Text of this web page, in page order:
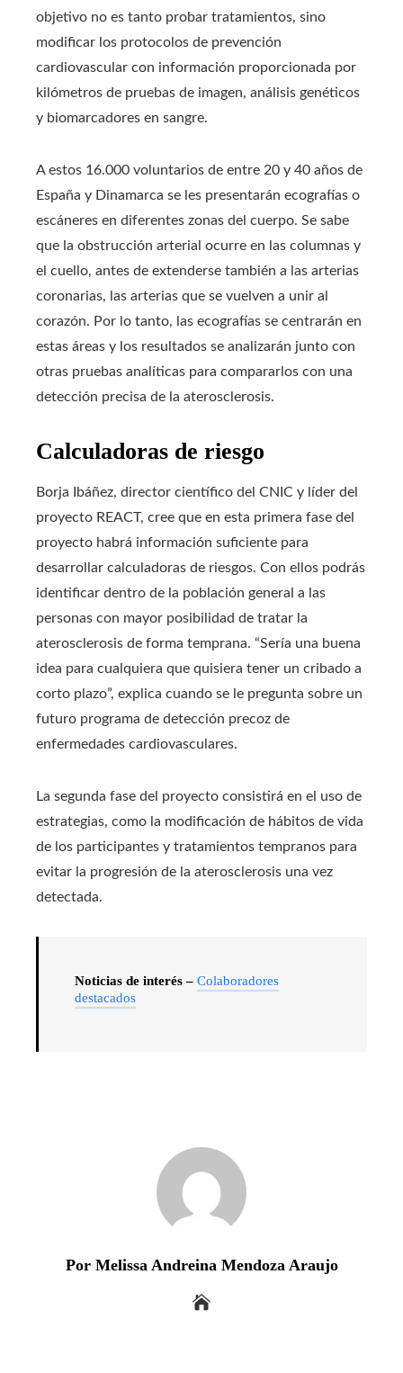
objetivo no es tanto probar tratamientos, sino
modificar los protocolos de prevención
cardiovascular con información proporcionada por
kilómetros de pruebas de imagen, análisis genéticos
y biomarcadores en sangre.
A estos 16.000 voluntarios de entre 20 y 40 años de
España y Dinamarca se les presentarán ecografías o
escáneres en diferentes zonas del cuerpo. Se sabe
que la obstrucción arterial ocurre en las columnas y
el cuello, antes de extenderse también a las arterias
coronarias, las arterias que se vuelven a unir al
corazón. Por lo tanto, las ecografías se centrarán en
estas áreas y los resultados se analizarán junto con
otras pruebas analíticas para compararlos con una
detección precisa de la aterosclerosis.
Calculadoras de riesgo
Borja Ibáñez, director científico del CNIC y líder del
proyecto REACT, cree que en esta primera fase del
proyecto habrá información suficiente para
desarrollar calculadoras de riesgos. Con ellos podrás
identificar dentro de la población general a las
personas con mayor posibilidad de tratar la
aterosclerosis de forma temprana. “Sería una buena
idea para cualquiera que quisiera tener un cribado a
corto plazo”, explica cuando se le pregunta sobre un
futuro programa de detección precoz de
enfermedades cardiovasculares.
La segunda fase del proyecto consistirá en el uso de
estrategias, como la modificación de hábitos de vida
de los participantes y tratamientos tempranos para
evitar la progresión de la aterosclerosis una vez
detectada.
Noticias de interés – Colaboradores
destacados
Por Melissa Andreina Mendoza Araujo